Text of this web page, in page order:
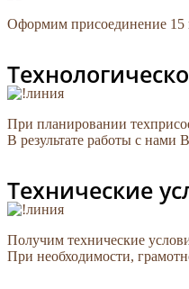
Оформим присоединение 15
При планировании
В результате работы с
Технические
Получим технические
При необходимости,